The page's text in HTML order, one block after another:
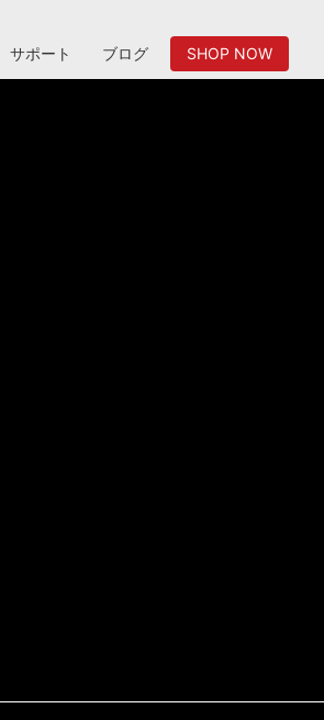
サポート ブログ SHOP NOW